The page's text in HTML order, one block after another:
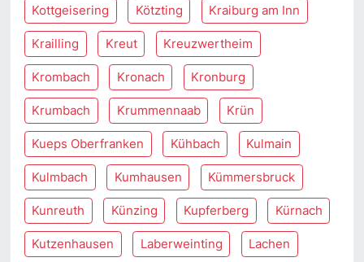
Kottgeisering Kötzting Kraiburg am Inn
Krailling Kreut Kreuzwertheim
Krombach Kronach Kronburg
Krumbach Krummennaab Krün
Kueps Oberfranken Kühbach Kulmain
Kulmbach Kumhausen Kümmersbruck
Kunreuth Künzing Kupferberg Kürnach
Kutzenhausen Laberweinting Lachen